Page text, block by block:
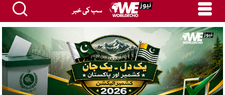
سب کی خبر